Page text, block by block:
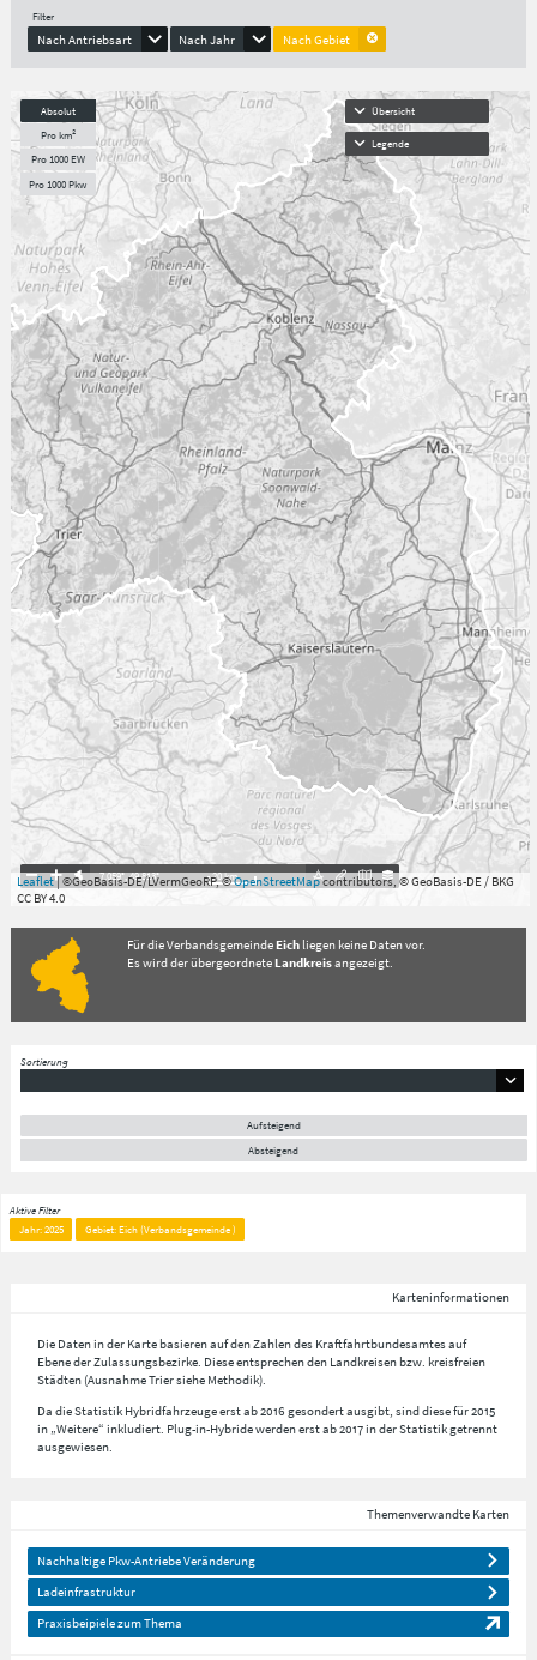
Filter
Nach Antriebsart Nach Jahr Nach Gebiet
Absolut
Pro km²
Pro 1000 EW
Pro 1000 Pkw
Übersicht
Legende
7.059°,49.813° 20km
Leaflet| ©GeoBasis-DE/LVermGeoRP, ©OpenStreetMapcontributors, © GeoBasis-DE / BKG
CC BY 4.0
Für die VerbandsgemeindeEich liegen keine Daten vor.
Es wird der übergeordneteLandkreisangezeigt.
Sortierung
Aufsteigend
Absteigend
Aktive Filter
Jahr: 2025
Gebiet: Eich (Verbandsgemeinde )
Karteninformationen
Die Daten in der Karte basieren auf den Zahlen des Kraftfahrtbundesamtes auf
Ebene der Zulassungsbezirke. Diese entsprechen den Landkreisen bzw. kreisfreien
Städten (Ausnahme Trier siehe Methodik).
Da die Statistik Hybridfahrzeuge erst ab 2016 gesondert ausgibt, sind diese für 2015
in „Weitere“ inkludiert. Plug-in-Hybride werden erst ab 2017 in der Statistik getrennt
ausgewiesen.
Themenverwandte Karten
Nachhaltige Pkw-Antriebe Veränderung
Ladeinfrastruktur
Praxisbeipiele zum Thema